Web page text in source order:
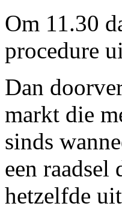
Om 11.30
procedure
Dan
markt die
sinds
een raadsel
hetzelfde